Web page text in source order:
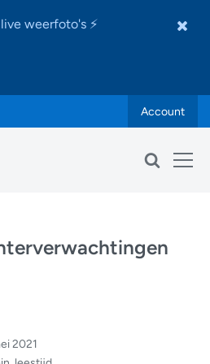
weerfoto's ⚡
Account
2021